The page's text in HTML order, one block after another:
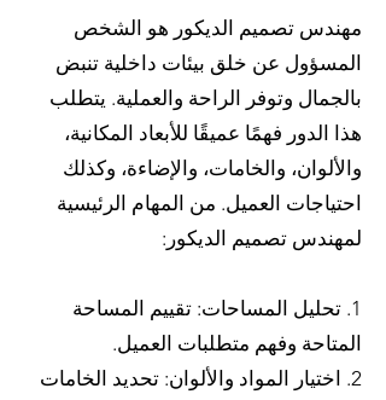
مهندس تصميم الديكور هو الشخص
المسؤول عن خلق بيئات داخلية تنبض
بالجمال وتوفر الراحة والعملية. يتطلب
هذا الدور فهمًا عميقًا للأبعاد المكانية،
والألوان، والخامات، والإضاءة، وكذلك
احتياجات العميل. من المهام الرئيسية
لمهندس تصميم الديكور:
1. تحليل المساحات: تقييم المساحة
المتاحة وفهم متطلبات العميل.
2. اختيار المواد والألوان: تحديد الخامات